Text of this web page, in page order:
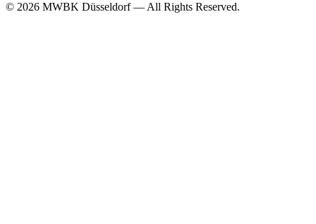
© 2026 MWBK Düsseldorf — All Rights Reserved.